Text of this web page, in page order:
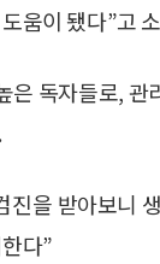
움이 됐다”고
독자들로, 관
을 받아보니
다”